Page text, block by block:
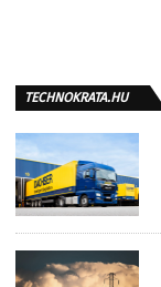
TECHNOKRATA.HU